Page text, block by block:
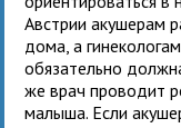
Австрии акушерам
дома, а
обязательно
же врач проводит
малыша. Если